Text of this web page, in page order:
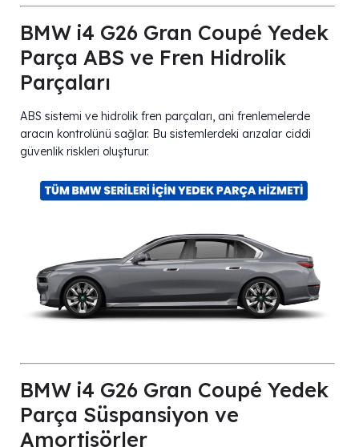
BMW i4 G26 Gran Coupé Yedek
Parça ABS ve Fren Hidrolik
Parçaları
ABS sistemi ve hidrolik fren parçaları, ani frenlemelerde
aracın kontrolünü sağlar. Bu sistemlerdeki arızalar ciddi
güvenlik riskleri oluşturur.
BMW i4 G26 Gran Coupé Yedek
Parça Süspansiyon ve
Amortisörler